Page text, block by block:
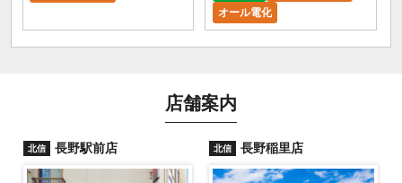
オール電化
店舗案内
北信 長野駅前店 北信 長野稲里店